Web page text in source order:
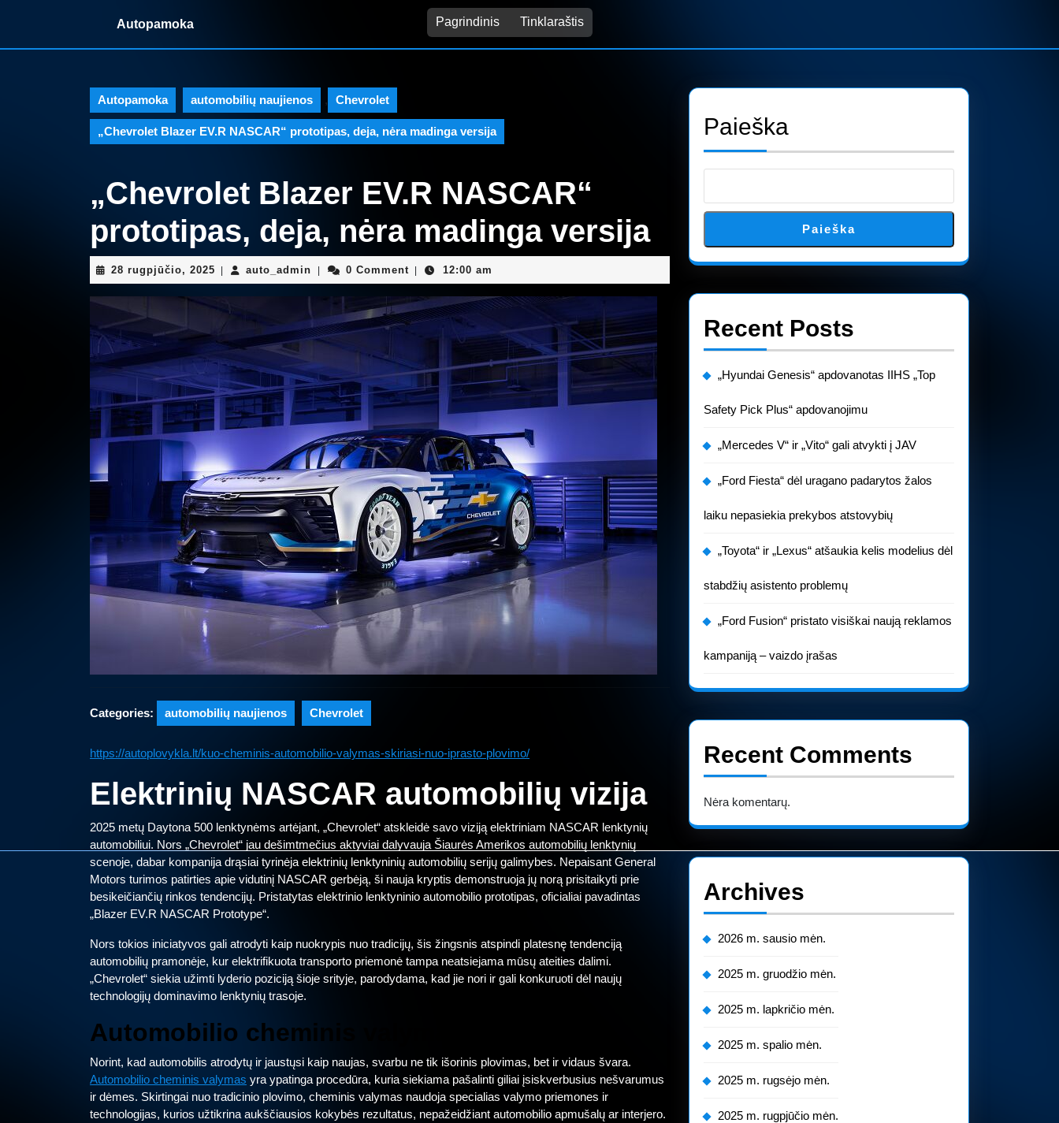
Autopamoka Pagrindinis Tinklaraštis
Autopamoka automobilių naujienos , Chevrolet
„Chevrolet Blazer EV.R NASCAR“ prototipas, deja, nėra madinga versija
„Chevrolet Blazer EV.R NASCAR“
prototipas, deja, nėra madinga versija
28 rugpjūčio, 2025 28
rugpjūčio,
2025
auto_admin auto_admin0 Comment 12:00 am
Categories: automobilių naujienos Chevrolet
https://autoplovykla.lt/kuo-cheminis-automobilio-valymas-skiriasi-nuo-iprasto-plovimo/
Elektrinių NASCAR automobilių vizija
2025 metų Daytona 500 lenktynėms artėjant, „Chevrolet“ atskleidė savo viziją elektriniam NASCAR lenktynių
automobiliui. Nors „Chevrolet“ jau dešimtmečius aktyviai dalyvauja Šiaurės Amerikos automobilių lenktynių
scenoje, dabar kompanija drąsiai tyrinėja elektrinių lenktyninių automobilių serijų galimybes. Nepaisant General
Motors turimos patirties apie vidutinį NASCAR gerbėją, ši nauja kryptis demonstruoja jų norą prisitaikyti prie
besikeičiančių rinkos tendencijų. Pristatytas elektrinio lenktyninio automobilio prototipas, oficialiai pavadintas
„Blazer EV.R NASCAR Prototype“.
Nors tokios iniciatyvos gali atrodyti kaip nuokrypis nuo tradicijų, šis žingsnis atspindi platesnę tendenciją
automobilių pramonėje, kur elektrifikuota transporto priemonė tampa neatsiejama mūsų ateities dalimi.
„Chevrolet“ siekia užimti lyderio poziciją šioje srityje, parodydama, kad jie nori ir gali konkuruoti dėl naujų
technologijų dominavimo lenktynių trasoje.
Automobilio cheminis valymas
Norint, kad automobilis atrodytų ir jaustųsi kaip naujas, svarbu ne tik išorinis plovimas, bet ir vidaus švara.
Automobilio cheminis valymas yra ypatinga procedūra, kuria siekiama pašalinti giliai įsiskverbusius nešvarumus
ir dėmes. Skirtingai nuo tradicinio plovimo, cheminis valymas naudoja specialias valymo priemones ir
technologijas, kurios užtikrina aukščiausios kokybės rezultatus, nepažeidžiant automobilio apmušalų ar interjero.
Paieška
Paieška
Recent Posts
„Hyundai Genesis“ apdovanotas IIHS „Top
Safety Pick Plus“ apdovanojimu
„Mercedes V“ ir „Vito“ gali atvykti į JAV
„Ford Fiesta“ dėl uragano padarytos žalos
laiku nepasiekia prekybos atstovybių
„Toyota“ ir „Lexus“ atšaukia kelis modelius dėl
stabdžių asistento problemų
„Ford Fusion“ pristato visiškai naują reklamos
kampaniją – vaizdo įrašas
Recent Comments
Nėra komentarų.
Archives
2026 m. sausio mėn.
2025 m. gruodžio mėn.
2025 m. lapkričio mėn.
2025 m. spalio mėn.
2025 m. rugsėjo mėn.
2025 m. rugpjūčio mėn.